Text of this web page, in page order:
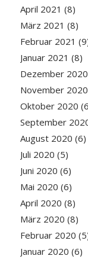
April 2021 (8)
März 2021 (8)
Februar 2021
Januar 2021 (8)
Dezember 2020
November 2020
Oktober 2020
September
August 2020 (6)
Juli 2020 (5)
Juni 2020 (6)
Mai 2020 (6)
April 2020 (8)
März 2020 (8)
Februar 2020
Januar 2020 (6)